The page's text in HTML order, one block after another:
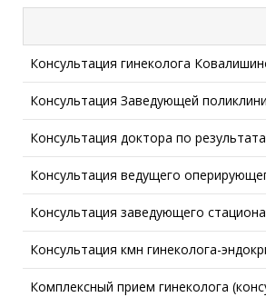
Консультация гинеколога
Консультация Заведующей
Консультация доктора по
Консультация ведущего
Консультация заведующего
Консультация кмн гинеколога-
Комплексный прием гинеколога